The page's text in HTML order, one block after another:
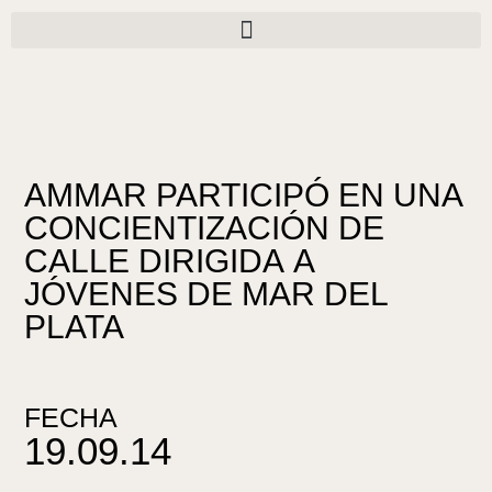
AMMAR PARTICIPÓ EN UNA
CONCIENTIZACIÓN DE
CALLE DIRIGIDA A
JÓVENES DE MAR DEL
PLATA
FECHA
19.09.14